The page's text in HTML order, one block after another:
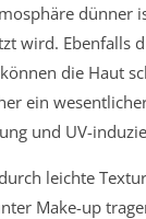
dünner
wird. Ebenfalls
die Haut
ein
und UV-
leichte
Make-up